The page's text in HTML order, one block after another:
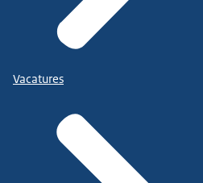
Vacatures